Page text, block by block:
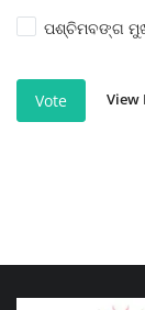
ପଶ୍ଚିମବଙ୍ଗ
Vote View